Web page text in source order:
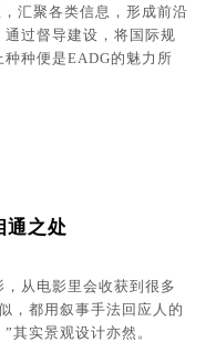
汇聚各类信息，形成前沿
过督导建设，将国际规
种便是EADG的魅力所
通之处
从电影里会收获到很多
，都用叙事手法回应人的
其实景观设计亦然。